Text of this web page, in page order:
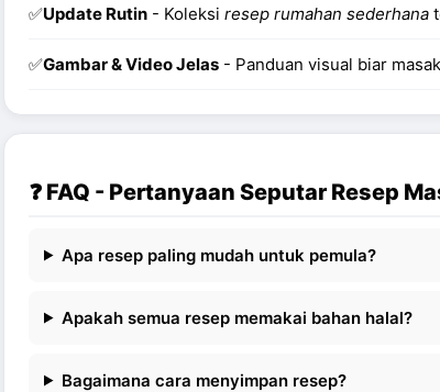
✅Update Rutin - Koleksi resep rumahan sederhana
✅Gambar & Video Jelas - Panduan visual biar
❓ FAQ - Pertanyaan Seputar Resep
Apa resep paling mudah untuk pemula?
Apakah semua resep memakai bahan halal?
Bagaimana cara menyimpan resep?